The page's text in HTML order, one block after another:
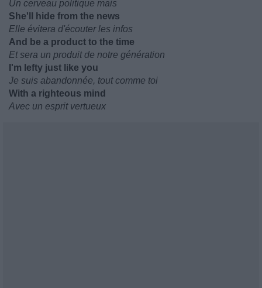
Un cerveau politique mais
She'll hide from the news
Elle évitera d'écouter les infos
And be a product to the time
Et sera un produit de notre génération
I'm lefty just like you
Je suis abandonnée, tout comme toi
With a righteous mind
Avec un esprit vertueux